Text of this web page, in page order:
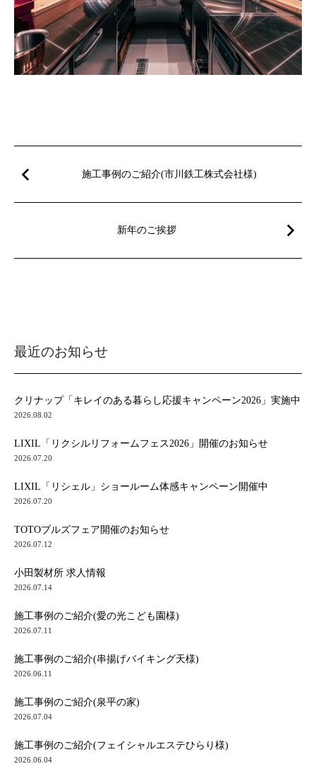
施工事例のご紹介(市川鉄工株式会社様)
新年のご挨拶
最近のお知らせ
クリナップ「キレイのある暮らし応援キャンペーン2026」実施中
2026.08.02
LIXIL「リクシルリフォームフェス2026」開催のお知らせ
2026.07.20
LIXIL「リシェル」ショールーム体感キャンペーン開催中
2026.07.20
TOTOブルズフェア開催のお知らせ
2026.07.12
小田製材所 求人情報
2026.07.14
施工事例のご紹介(愛の光こども園様)
2026.07.11
施工事例のご紹介(串揚げバイキング天様)
2026.06.11
施工事例のご紹介(泉平の家)
2026.07.04
施工事例のご紹介(フェイシャルエステひらり様)
2026.06.04